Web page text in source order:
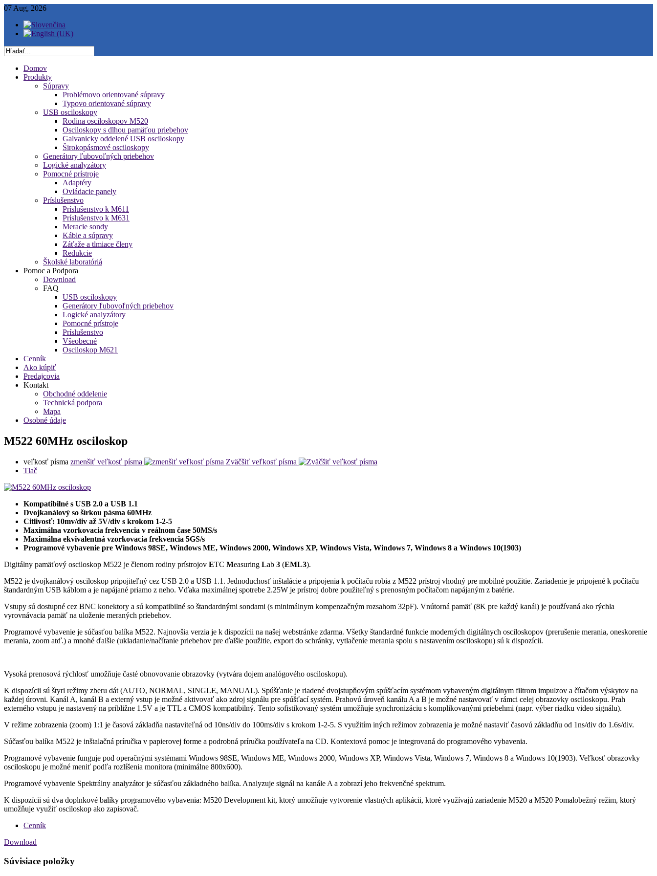
07 Aug, 2026
Domov
Produkty
Súpravy
Problémovo orientované súpravy
Typovo orientované súpravy
USB osciloskopy
Rodina osciloskopov M520
Osciloskopy s dlhou pamäťou priebehov
Galvanicky oddelené USB osciloskopy
Širokopásmové osciloskopy
Generátory ľubovoľných priebehov
Logické analyzátory
Pomocné prístroje
Adaptéry
Ovládacie panely
Príslušenstvo
Príslušenstvo k M611
Príslušenstvo k M631
Meracie sondy
Káble a súpravy
Záťaže a tlmiace členy
Redukcie
Školské laboratóriá
Pomoc a Podpora
Download
FAQ
USB osciloskopy
Generátory ľubovoľných priebehov
Logické analyzátory
Pomocné prístroje
Príslušenstvo
Všeobecné
Osciloskop M621
Cenník
Ako kúpiť
Predajcovia
Kontakt
Obchodné oddelenie
Technická podpora
Mapa
Osobné údaje
M522 60MHz osciloskop
veľkosť písma zmenšiť veľkosť písma
Zväčšiť veľkosť písma
Tlač
Kompatibilné s USB 2.0 a USB 1.1
Dvojkanálový so šírkou pásma 60MHz
Citlivosť: 10mv/div až 5V/div s krokom 1-2-5
Maximálna vzorkovacia frekvencia v reálnom čase 50MS/s
Maximálna ekvivalentná vzorkovacia frekvencia 5GS/s
Programové vybavenie pre Windows 98SE, Windows ME, Windows 2000, Windows XP, Windows Vista, Windows 7, Windows 8 a Windows 10(1903)
Digitálny pamäťový osciloskop M522 je členom rodiny prístrojov ETC Measuring Lab 3 (EML3).
M522 je dvojkanálový osciloskop pripojiteľný cez USB 2.0 a USB 1.1. Jednoduchosť inštalácie a pripojenia k počítaču robia z M522 prístroj vhodný pre mobilné použitie. Zariadenie je pripojené k počítaču
štandardným USB káblom a je napájané priamo z neho. Vďaka maximálnej spotrebe 2.25W je prístroj dobre použiteľný s prenosným počítačom napájaným z batérie.
Vstupy sú dostupné cez BNC konektory a sú kompatibilné so štandardnými sondami (s minimálnym kompenzačným rozsahom 32pF). Vnútorná pamäť (8K pre každý kanál) je používaná ako rýchla
vyrovnávacia pamäť na uloženie meraných priebehov.
Programové vybavenie je súčasťou balíka M522. Najnovšia verzia je k dispozícii na našej webstránke zdarma. Všetky štandardné funkcie moderných digitálnych osciloskopov (prerušenie merania, oneskorenie
merania, zoom atď.) a mnohé ďalšie (ukladanie/načítanie priebehov pre ďalšie použitie, export do schránky, vytlačenie merania spolu s nastavením osciloskopu) sú k dispozícii.
Vysoká prenosová rýchlosť umožňuje časté obnovovanie obrazovky (vytvára dojem analógového osciloskopu).
K dispozícii sú štyri režimy zberu dát (AUTO, NORMAL, SINGLE, MANUAL). Spúšťanie je riadené dvojstupňovým spúšťacím systémom vybaveným digitálnym filtrom impulzov a čítačom výskytov na
každej úrovni. Kanál A, kanál B a externý vstup je možné aktivovať ako zdroj signálu pre spúšťací systém. Prahovú úroveň kanálu A a B je možné nastavovať v rámci celej obrazovky osciloskopu. Prah
externého vstupu je nastavený na približne 1.5V a je TTL a CMOS kompatibilný. Tento sofistikovaný systém umožňuje synchronizáciu s komplikovanými priebehmi (napr. výber riadku video signálu).
V režime zobrazenia (zoom) 1:1 je časová základňa nastaviteľná od 10ns/div do 100ms/div s krokom 1-2-5. S využitím iných režimov zobrazenia je možné nastaviť časovú základňu od 1ns/div do 1.6s/div.
Súčasťou balíka M522 je inštalačná príručka v papierovej forme a podrobná príručka používateľa na CD. Kontextová pomoc je integrovaná do programového vybavenia.
Programové vybavenie funguje pod operačnými systémami Windows 98SE, Windows ME, Windows 2000, Windows XP, Windows Vista, Windows 7, Windows 8 a Windows 10(1903). Veľkosť obrazovky
osciloskopu je možné meniť podľa rozlíšenia monitora (minimálne 800x600).
Programové vybavenie Spektrálny analyzátor je súčasťou základného balíka. Analyzuje signál na kanále A a zobrazí jeho frekvenčné spektrum.
K dispozícii sú dva doplnkové balíky programového vybavenia: M520 Development kit, ktorý umožňuje vytvorenie vlastných aplikácii, ktoré využívajú zariadenie M520 a M520 Pomalobežný režim, ktorý
umožňuje využiť osciloskop ako zapisovač.
Cenník
Download
Súvisiace položky